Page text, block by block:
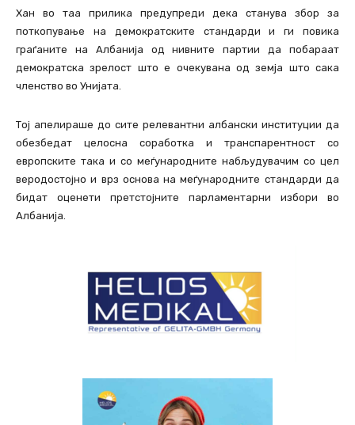
Хан во таа прилика предупреди дека станува збор за
поткопување на демократските стандарди и ги повика
граѓаните на Албанија од нивните партии да побараат
демократска зрелост што е очекувана од земја што сака
членство во Унијата.
Тој апелираше до сите релевантни албански институции да
обезбедат целосна соработка и транспарентност со
европските така и со меѓународните набљудувачим со цел
веродостојно и врз основа на меѓународните стандарди да
бидат оценети претстојните парламентарни избори во
Албанија.